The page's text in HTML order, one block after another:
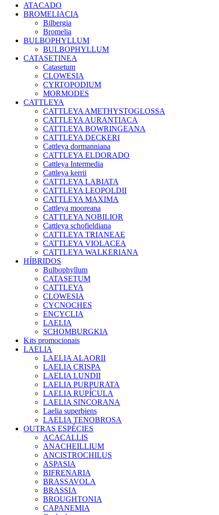
ATACADO
BROMELIACIA
Bilbergia
Bromelia
BULBOPHYLLUM
BULBOPHYLLUM
CATASETINEA
Catasetum
CLOWESIA
CYRTOPODIUM
MORMODES
CATTLEYA
CATTLEYA AMETHYSTOGLOSSA
CATTLEYA AURANTIACA
CATTLEYA BOWRINGEANA
CATTLEYA DECKERI
Cattleya dormanniana
CATTLEYA ELDORADO
Cattleya Intermedia
Cattleya kerrii
CATTLEYA LABIATA
CATTLEYA LEOPOLDII
CATTLEYA MAXIMA
Cattleya mooreana
CATTLEYA NOBILIOR
Cattleya schofieldiana
CATTLEYA TRIANEAE
CATTLEYA VIOLACEA
CATTLEYA WALKERIANA
HÍBRIDOS
Bulbophyllum
CATASETUM
CATTLEYA
CLOWESIA
CYCNOCHES
ENCYCLIA
LAELIA
SCHOMBURGKIA
Kits promocionais
LAELIA
LAELIA ALAORII
LAELIA CRISPA
LAELIA LUNDII
LAELIA PURPURATA
LAELIA RUPÍCULA
LAELIA SINCORANA
Laelia superbiens
LAELIA TENOBROSA
OUTRAS ESPÉCIES
ACACALLIS
ANACHEILLIUM
ANCISTROCHILUS
ASPASIA
BIFRENARIA
BRASSAVOLA
BRASSIA
BROUGHTONIA
CAPANEMIA